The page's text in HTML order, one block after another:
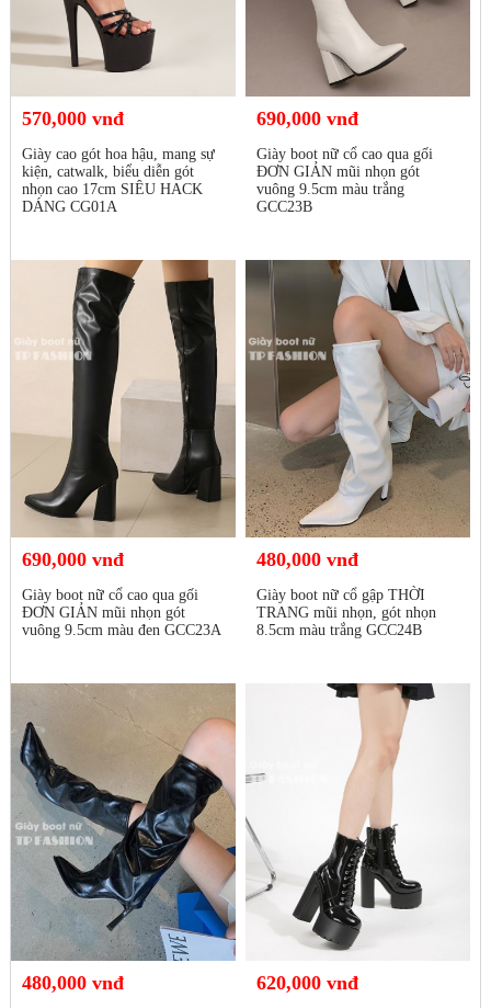
570,000 vnđ
Giày cao gót hoa hậu, mang sự
kiện, catwalk, biểu diễn gót
nhọn cao 17cm SIÊU HACK
DÁNG CG01A
690,000 vnđ
Giày boot nữ cổ cao qua gối
ĐƠN GIẢN mũi nhọn gót
vuông 9.5cm màu trắng
GCC23B
690,000 vnđ
Giày boot nữ cổ cao qua gối
ĐƠN GIẢN mũi nhọn gót
vuông 9.5cm màu đen GCC23A
480,000 vnđ
Giày boot nữ cổ gập THỜI
TRANG mũi nhọn, gót nhọn
8.5cm màu trắng GCC24B
480,000 vnđ 620,000 vnđ